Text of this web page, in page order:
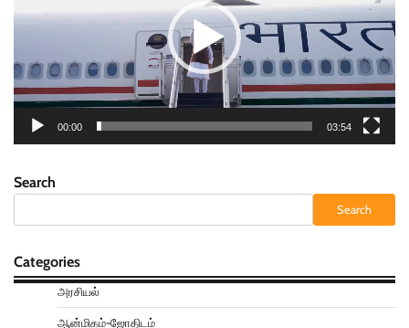
00:00 03:54
Search
Search
Categories
அரசியல்
ஆன்மிகம்-ஜோதிடம்